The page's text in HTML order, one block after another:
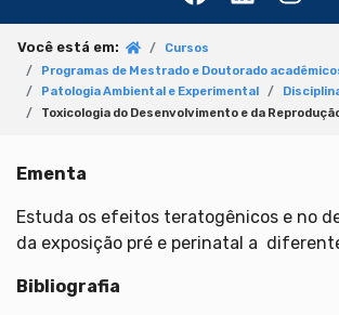
Você está em:
Cursos
Programas de Mestrado e Doutorado
Patologia Ambiental e Experimental
Toxicologia do Desenvolvimento e da
Ementa
Estuda os efeitos teratogênicos e no
da exposição pré e perinatal a
Bibliografia